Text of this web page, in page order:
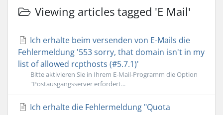
Viewing articles tagged 'E Mail'
Ich erhalte beim versenden von E-Mails die
Fehlermeldung '553 sorry, that domain isn't in my
list of allowed rcpthosts (#5.7.1)'
Bitte aktivieren Sie in Ihrem E-Mail-Programm die Option
"Postausgangsserver erfordert...
Ich erhalte die Fehlermeldung "Quota